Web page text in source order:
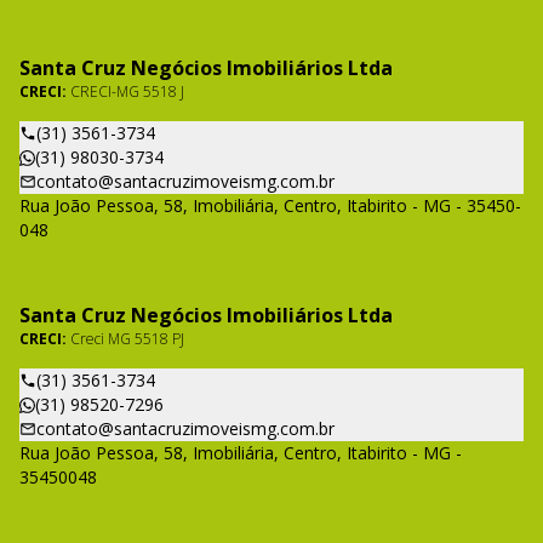
Santa Cruz Negócios Imobiliários Ltda
CRECI: CRECI-MG 5518 J
(31) 3561-3734
(31) 98030-3734
contato@santacruzimoveismg.com.br
Rua João Pessoa, 58, Imobiliária, Centro, Itabirito - MG - 35450-
048
Santa Cruz Negócios Imobiliários Ltda
CRECI: Creci MG 5518 PJ
(31) 3561-3734
(31) 98520-7296
contato@santacruzimoveismg.com.br
Rua João Pessoa, 58, Imobiliária, Centro, Itabirito - MG -
35450048